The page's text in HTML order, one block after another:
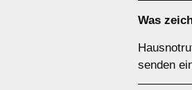
Was
senden